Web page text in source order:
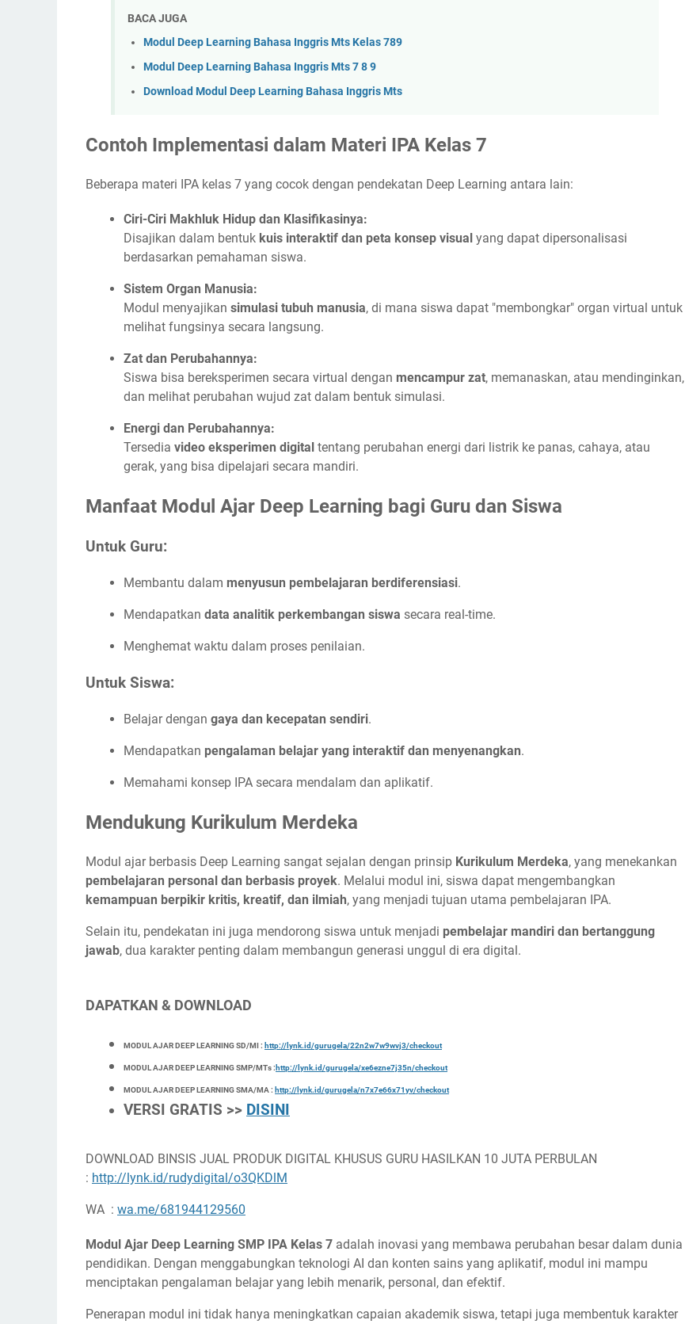
BACA JUGA
Modul Deep Learning Bahasa Inggris Mts Kelas 789
Modul Deep Learning Bahasa Inggris Mts 7 8 9
Download Modul Deep Learning Bahasa Inggris Mts
Contoh Implementasi dalam Materi IPA Kelas 7
Beberapa materi IPA kelas 7 yang cocok dengan pendekatan Deep Learning antara lain:
Ciri-Ciri Makhluk Hidup dan Klasifikasinya:
Disajikan dalam bentuk kuis interaktif dan peta konsep visual yang dapat dipersonalisasi
berdasarkan pemahaman siswa.
Sistem Organ Manusia:
Modul menyajikan simulasi tubuh manusia, di mana siswa dapat "membongkar" organ virtual untuk
melihat fungsinya secara langsung.
Zat dan Perubahannya:
Siswa bisa bereksperimen secara virtual dengan mencampur zat, memanaskan, atau mendinginkan,
dan melihat perubahan wujud zat dalam bentuk simulasi.
Energi dan Perubahannya:
Tersedia video eksperimen digital tentang perubahan energi dari listrik ke panas, cahaya, atau
gerak, yang bisa dipelajari secara mandiri.
Manfaat Modul Ajar Deep Learning bagi Guru dan Siswa
Untuk Guru:
Membantu dalam menyusun pembelajaran berdiferensiasi.
Mendapatkan data analitik perkembangan siswa secara real-time.
Menghemat waktu dalam proses penilaian.
Untuk Siswa:
Belajar dengan gaya dan kecepatan sendiri.
Mendapatkan pengalaman belajar yang interaktif dan menyenangkan.
Memahami konsep IPA secara mendalam dan aplikatif.
Mendukung Kurikulum Merdeka
Modul ajar berbasis Deep Learning sangat sejalan dengan prinsip Kurikulum Merdeka, yang menekankan
pembelajaran personal dan berbasis proyek. Melalui modul ini, siswa dapat mengembangkan
kemampuan berpikir kritis, kreatif, dan ilmiah, yang menjadi tujuan utama pembelajaran IPA.
Selain itu, pendekatan ini juga mendorong siswa untuk menjadi pembelajar mandiri dan bertanggung
jawab, dua karakter penting dalam membangun generasi unggul di era digital.
DAPATKAN & DOWNLOAD
MODUL AJAR DEEP LEARNING SD/MI : http://lynk.id/gurugela/22n2w7w9wvj3/checkout
MODUL AJAR DEEP LEARNING SMP/MTs : http://lynk.id/gurugela/xe6ezne7j35n/checkout
MODUL AJAR DEEP LEARNING SMA/MA : http://lynk.id/gurugela/n7x7e66x71yv/checkout
VERSI GRATIS >> DISINI
DOWNLOAD BINSIS JUAL PRODUK DIGITAL KHUSUS GURU HASILKAN 10 JUTA PERBULAN
: http://lynk.id/rudydigital/o3QKDlM
WA : wa.me/681944129560
Modul Ajar Deep Learning SMP IPA Kelas 7 adalah inovasi yang membawa perubahan besar dalam dunia
pendidikan. Dengan menggabungkan teknologi AI dan konten sains yang aplikatif, modul ini mampu
menciptakan pengalaman belajar yang lebih menarik, personal, dan efektif.
Penerapan modul ini tidak hanya meningkatkan capaian akademik siswa, tetapi juga membentuk karakter